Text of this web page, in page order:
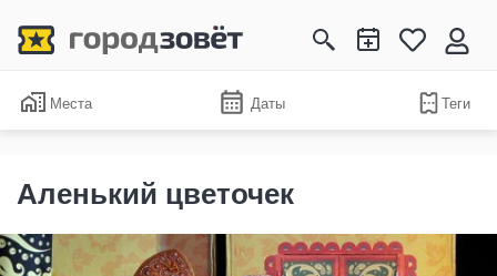
Места Даты Теги
Аленький цветочек